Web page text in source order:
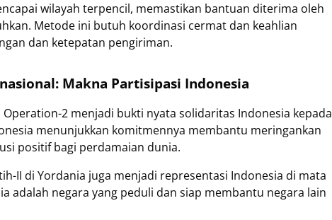
wilayah terpencil, memastikan bantuan diterima oleh
Metode ini butuh koordinasi cermat dan keahlian
dan ketepatan pengiriman.
Makna Partisipasi Indonesia
2 menjadi bukti nyata solidaritas Indonesia kepada
menunjukkan komitmennya membantu meringankan
positif bagi perdamaian dunia.
II di Yordania juga menjadi representasi Indonesia di mata
adalah negara yang peduli dan siap membantu negara lain